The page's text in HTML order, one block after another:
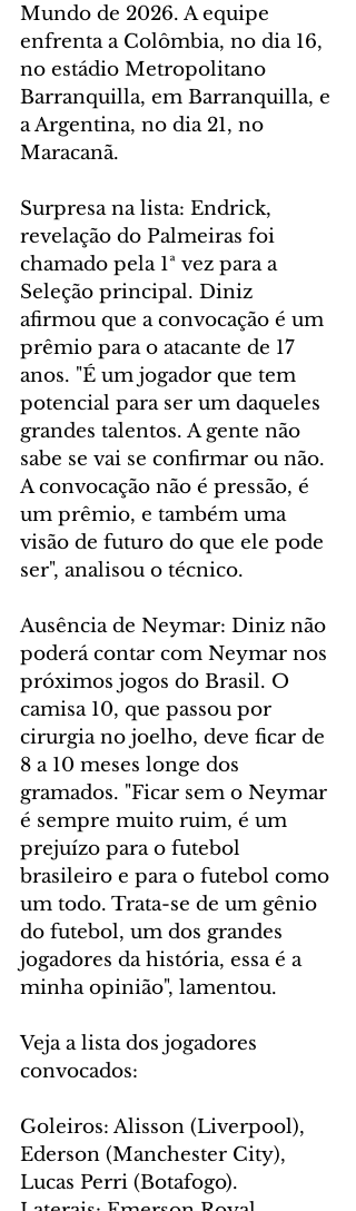
Mundo de 2026. A equipe
enfrenta a Colômbia, no dia 16,
no estádio Metropolitano
Barranquilla, em Barranquilla, e
a Argentina, no dia 21, no
Maracanã.
Surpresa na lista: Endrick,
revelação do Palmeiras foi
chamado pela 1ª vez para a
Seleção principal. Diniz
afirmou que a convocação é um
prêmio para o atacante de 17
anos. "É um jogador que tem
potencial para ser um daqueles
grandes talentos. A gente não
sabe se vai se confirmar ou não.
A convocação não é pressão, é
um prêmio, e também uma
visão de futuro do que ele pode
ser", analisou o técnico.
Ausência de Neymar: Diniz não
poderá contar com Neymar nos
próximos jogos do Brasil. O
camisa 10, que passou por
cirurgia no joelho, deve ficar de
8 a 10 meses longe dos
gramados. "Ficar sem o Neymar
é sempre muito ruim, é um
prejuízo para o futebol
brasileiro e para o futebol como
um todo. Trata-se de um gênio
do futebol, um dos grandes
jogadores da história, essa é a
minha opinião", lamentou.
Veja a lista dos jogadores
convocados:
Goleiros: Alisson (Liverpool),
Ederson (Manchester City),
Lucas Perri (Botafogo).